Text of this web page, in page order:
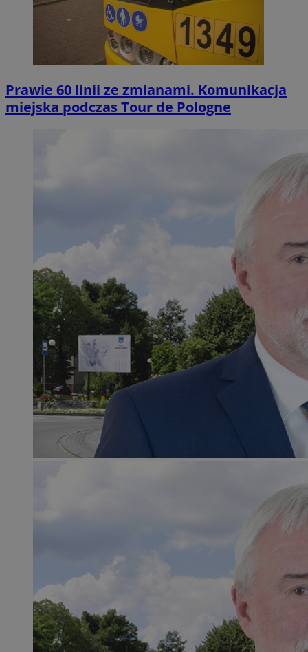
Prawie 60 linii ze zmianami. Komunikacja
miejska podczas Tour de Pologne